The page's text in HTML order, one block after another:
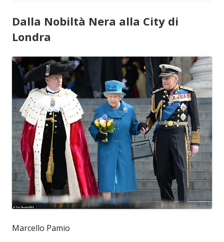
Dalla Nobiltà Nera alla City di
Londra
Marcello Pamio